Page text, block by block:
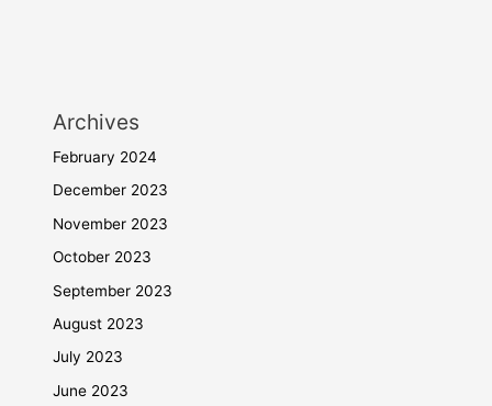
Archives
February 2024
December 2023
November 2023
October 2023
September 2023
August 2023
July 2023
June 2023